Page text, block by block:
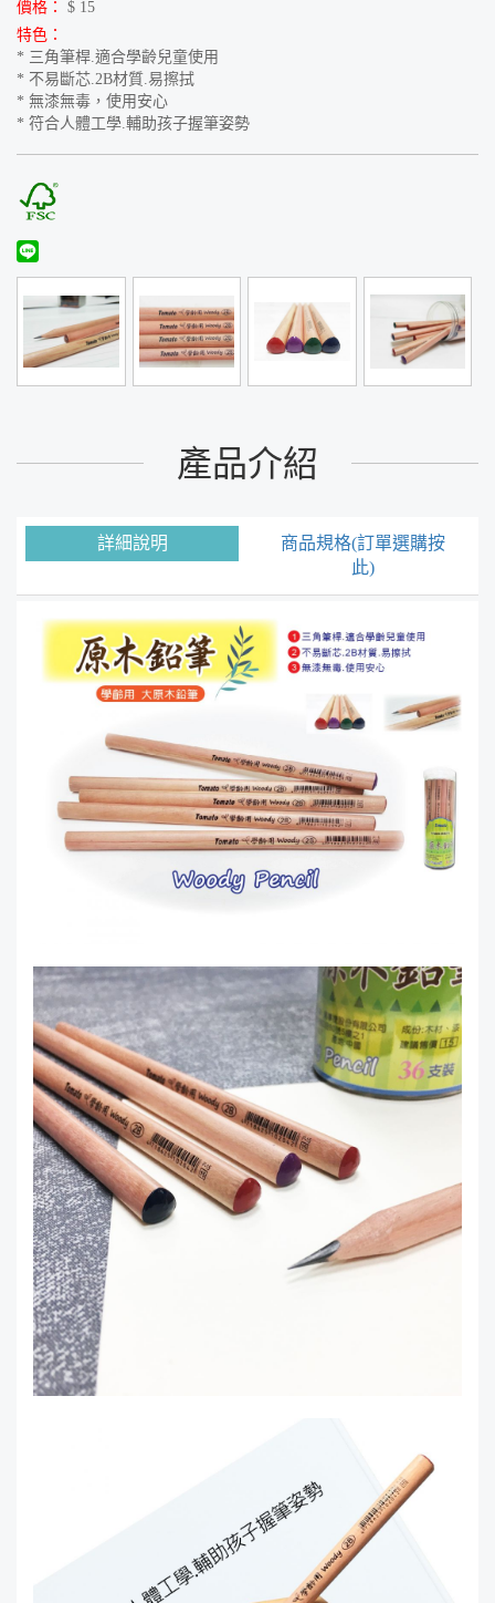
價格：
$ 15
特色：
* 三角筆桿.適合學齡兒童使用
* 不易斷芯.2B材質.易擦拭
* 無漆無毒，使用安心
* 符合人體工學.輔助孩子握筆姿勢
產品介紹
詳細說明
商品規格(訂單選購按
此)